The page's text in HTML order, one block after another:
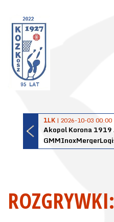
1LK | 2026-10-03 00:00
ROZGRYWKI: